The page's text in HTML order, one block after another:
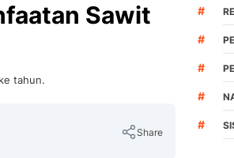
Sawit
tahun.
Share
#
#
#
#
#